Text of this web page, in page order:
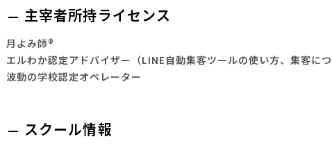
主宰者所持ライセンス
月よみ師®
エルわか認定アドバイザー（LINE自動集客ツールの使い方、集客につ
波動の学校認定オペレーター
スクール情報